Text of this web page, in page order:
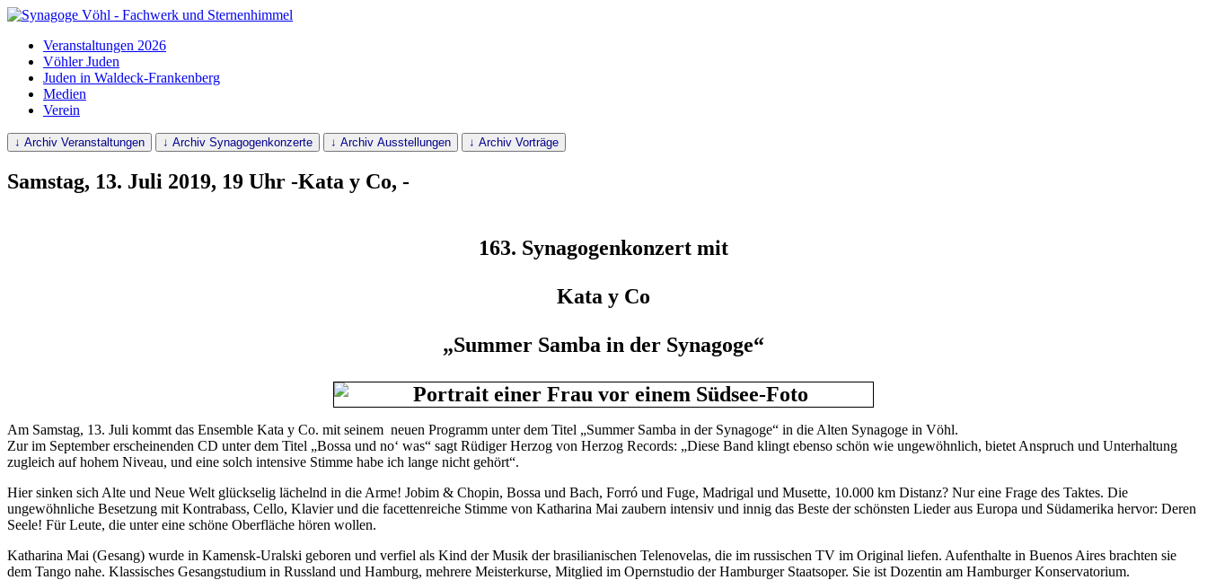
Veranstaltungen 2026
Vöhler Juden
Juden in Waldeck-Frankenberg
Medien
Verein
↓ Archiv Veranstaltungen ↓ Archiv Synagogenkonzerte ↓ Archiv Ausstellungen ↓ Archiv Vorträge
Samstag, 13. Juli 2019, 19 Uhr -Kata y Co, -
163. Synagogenkonzert mit
Kata y Co
„Summer Samba in der Synagoge“
Am Samstag, 13. Juli kommt das Ensemble Kata y Co. mit seinem neuen Programm unter dem Titel „Summer Samba in der Synagoge“ in die Alten Synagoge in Vöhl.
Zur im September erscheinenden CD unter dem Titel „Bossa und no‘ was“ sagt Rüdiger Herzog von Herzog Records: „Diese Band klingt ebenso schön wie ungewöhnlich, bietet Anspruch und Unterhaltung
zugleich auf hohem Niveau, und eine solch intensive Stimme habe ich lange nicht gehört“.
Hier sinken sich Alte und Neue Welt glückselig lächelnd in die Arme! Jobim & Chopin, Bossa und Bach, Forró und Fuge, Madrigal und Musette, 10.000 km Distanz? Nur eine Frage des Taktes. Die
ungewöhnliche Besetzung mit Kontrabass, Cello, Klavier und die facettenreiche Stimme von Katharina Mai zaubern intensiv und innig das Beste der schönsten Lieder aus Europa und Südamerika hervor: Deren
Seele! Für Leute, die unter eine schöne Oberfläche hören wollen.
Katharina Mai (Gesang) wurde in Kamensk-Uralski geboren und verfiel als Kind der Musik der brasilianischen Telenovelas, die im russischen TV im Original liefen. Aufenthalte in Buenos Aires brachten sie
dem Tango nahe. Klassisches Gesangstudium in Russland und Hamburg, mehrere Meisterkurse, Mitglied im Opernstudio der Hamburger Staatsoper. Sie ist Dozentin am Hamburger Konservatorium.